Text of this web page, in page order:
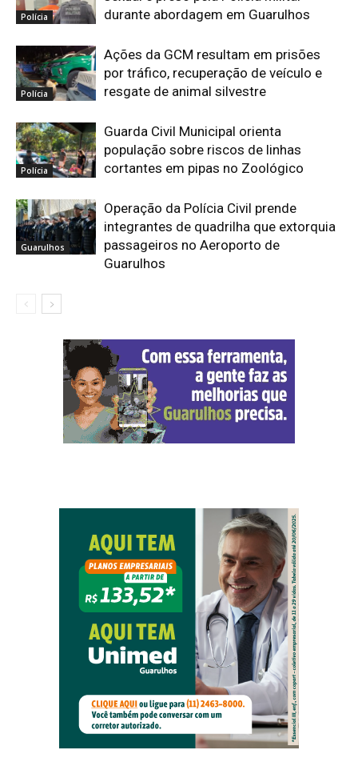
Polícia
durante abordagem em Guarulhos
Polícia
Ações da GCM resultam em prisões
por tráfico, recuperação de veículo e
resgate de animal silvestre
Polícia
Guarda Civil Municipal orienta
população sobre riscos de linhas
cortantes em pipas no Zoológico
Guarulhos
Operação da Polícia Civil prende
integrantes de quadrilha que extorquia
passageiros no Aeroporto de
Guarulhos